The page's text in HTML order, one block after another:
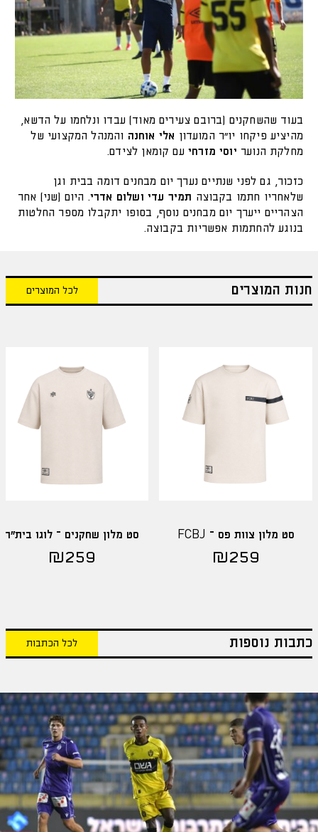
בעוד שהשחקנים (ברובם צעירים מאוד) עבדו ונלחמו על הדשא,
מהיציע פיקחו יו״ר המועדון אלי אוחנה והמנהל המקצועי של
מחלקת הנוער יוסי מזרחיעם קומאן לצידם.
כזכור, גם לפני שנתיים נערך יום מבחנים דומה בבית וגן
שלאחריו חתמו בקבוצה תמיר עדי ושלום אדרי. היום (שני) אחר
הצהריים ייערך יום מבחנים נוסף, בסופו יתקבלו מספר החלטות
בנוגע להחתמות אפשריות בקבוצה.
חנות המוצרים לכל המוצרים
סט מלון צוות פס – FCBJ
₪259
סט מלון שחקנים – לוגו בית"ר
₪259
כתבות נוספות לכל הכתבות